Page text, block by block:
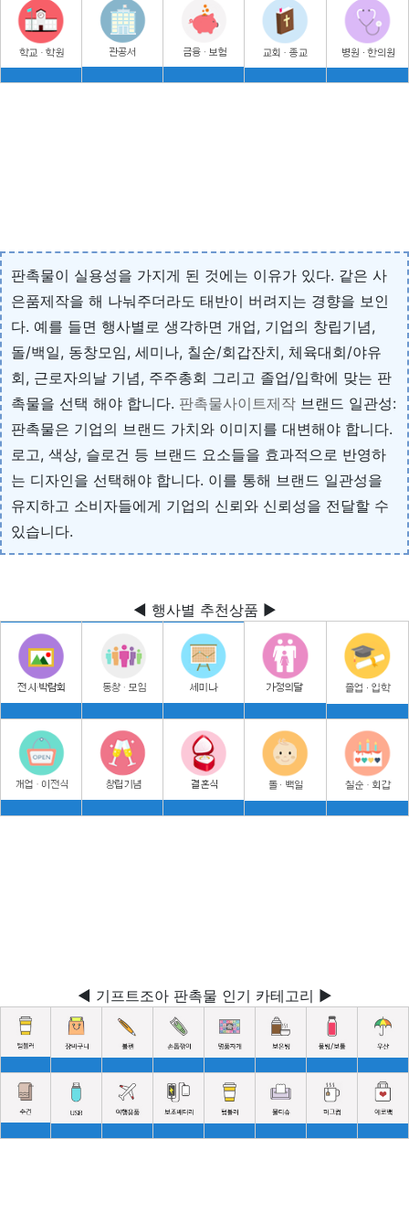
판촉물이 실용성을 가지게 된 것에는 이유가 있다. 같은 사
은품제작을 해 나눠주더라도 태반이 버려지는 경향을 보인
다. 예를 들면 행사별로 생각하면 개업, 기업의 창립기념,
돌/백일, 동창모임, 세미나, 칠순/회갑잔치, 체육대회/야유
회, 근로자의날 기념, 주주총회 그리고 졸업/입학에 맞는 판
촉물을 선택 해야 합니다. 판촉물사이트제작 브랜드 일관성:
판촉물은 기업의 브랜드 가치와 이미지를 대변해야 합니다.
로고, 색상, 슬로건 등 브랜드 요소들을 효과적으로 반영하
는 디자인을 선택해야 합니다. 이를 통해 브랜드 일관성을
유지하고 소비자들에게 기업의 신뢰와 신뢰성을 전달할 수
있습니다.
◀ 행사별 추천상품 ▶
◀ 기프트조아 판촉물 인기 카테고리 ▶